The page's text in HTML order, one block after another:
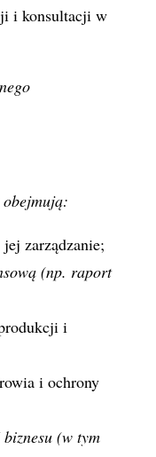
i konsultacji w
zarządzanie;
(np. raport
i
i ochrony
biznesu (w tym